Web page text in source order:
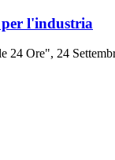
l'industria
24 Ore", 24